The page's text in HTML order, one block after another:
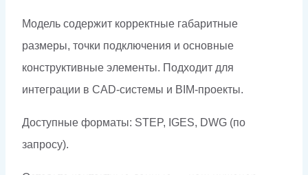
Модель содержит корректные габаритные
размеры, точки подключения и основные
конструктивные элементы. Подходит для
интеграции в CAD-системы и BIM-проекты.
Доступные форматы: STEP, IGES, DWG (по
запросу).